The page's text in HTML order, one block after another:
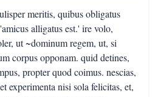
meritis, quibus obligatus
alligatus est.' ire volo,
ut ~dominum regem, ut, si
corpus opponam. quid detines,
propter quod coimus. nescias,
experimenta nisi sola felicitas, et,